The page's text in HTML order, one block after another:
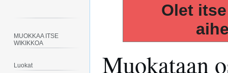
Olet
Muokataan
MUOKKAA ITSE
WIKIKKOA
Luokat